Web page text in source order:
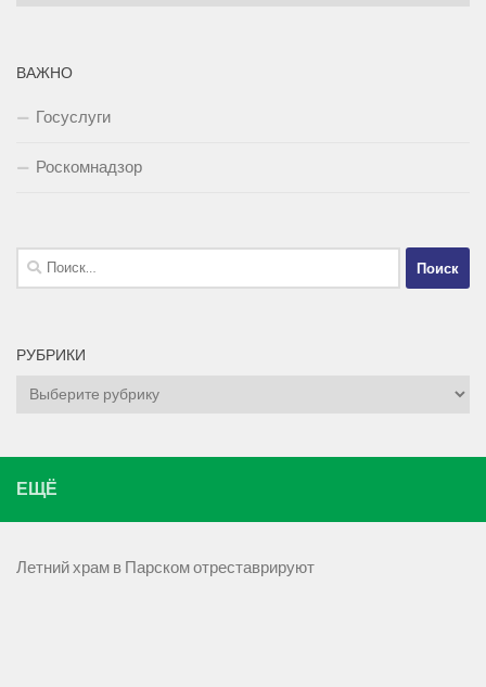
ВАЖНО
Госуслуги
Роскомнадзор
Найти:
РУБРИКИ
Рубрики
ЕЩЁ
Летний храм в Парском отреставрируют